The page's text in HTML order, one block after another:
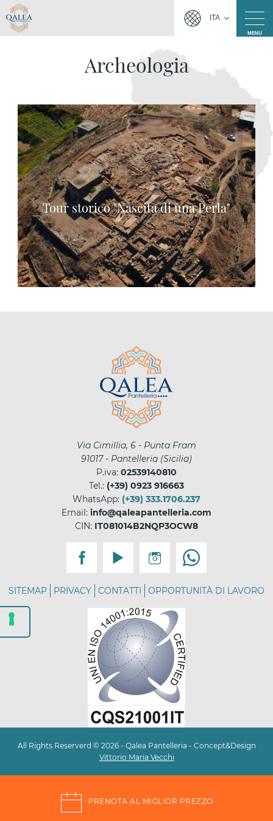
ITA
MENU
Archeologia
Tour storico "Nascita di una Perla"
Via Cimillia, 6 - Punta Fram
91017- Pantelleria (Sicilia)
P.iva: 02539140810
Tel.: (+39) 0923 916663
WhatsApp: (+39) 333.1706.237
Email: info@qaleapantelleria.com
CIN: IT081014B2NQP3OCW8
SITEMAP PRIVACY CONTATTI OPPORTUNITÀ DI LAVORO
All Rights Reserverd © 2026 - Qalea Pantelleria - Concept&Design
Vittorio Maria Vecchi
PRENOTA AL MIGLIOR PREZZO